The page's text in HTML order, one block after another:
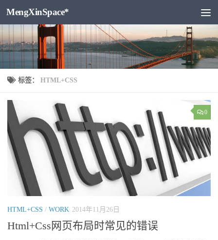
跳至内容
MengXinSpace*
标签： HTML+CSS
0
HTML+CSS / WORK 2014年11月26日
Html+Css网页布局时常见的错误